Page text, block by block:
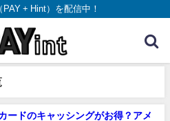
+ Hint）を配信中！
ードのキャッシングがお得？アメ